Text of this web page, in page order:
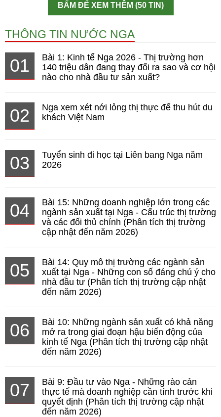
BẤM ĐỂ XEM THÊM (50 TIN)
THÔNG TIN NƯỚC NGA
01
Bài 1: Kinh tế Nga 2026 - Thị trường hơn
140 triệu dân đang thay đổi ra sao và cơ hội
nào cho nhà đầu tư sản xuất?
02
Nga xem xét nới lỏng thị thực để thu hút du
khách Việt Nam
03
Tuyển sinh đi học tại Liên bang Nga năm
2026
04
Bài 15: Những doanh nghiệp lớn trong các
ngành sản xuất tại Nga - Cấu trúc thị trường
và các đối thủ chính (Phân tích thị trường
cập nhật đến năm 2026)
05
Bài 14: Quy mô thị trường các ngành sản
xuất tại Nga - Những con số đáng chú ý cho
nhà đầu tư (Phân tích thị trường cập nhật
đến năm 2026)
06
Bài 10: Những ngành sản xuất có khả năng
mở ra trong giai đoạn hậu biến động của
kinh tế Nga (Phân tích thị trường cập nhật
đến năm 2026)
07
Bài 9: Đầu tư vào Nga - Những rào cản
thực tế mà doanh nghiệp cần tính trước khi
quyết định (Phân tích thị trường cập nhật
đến năm 2026)